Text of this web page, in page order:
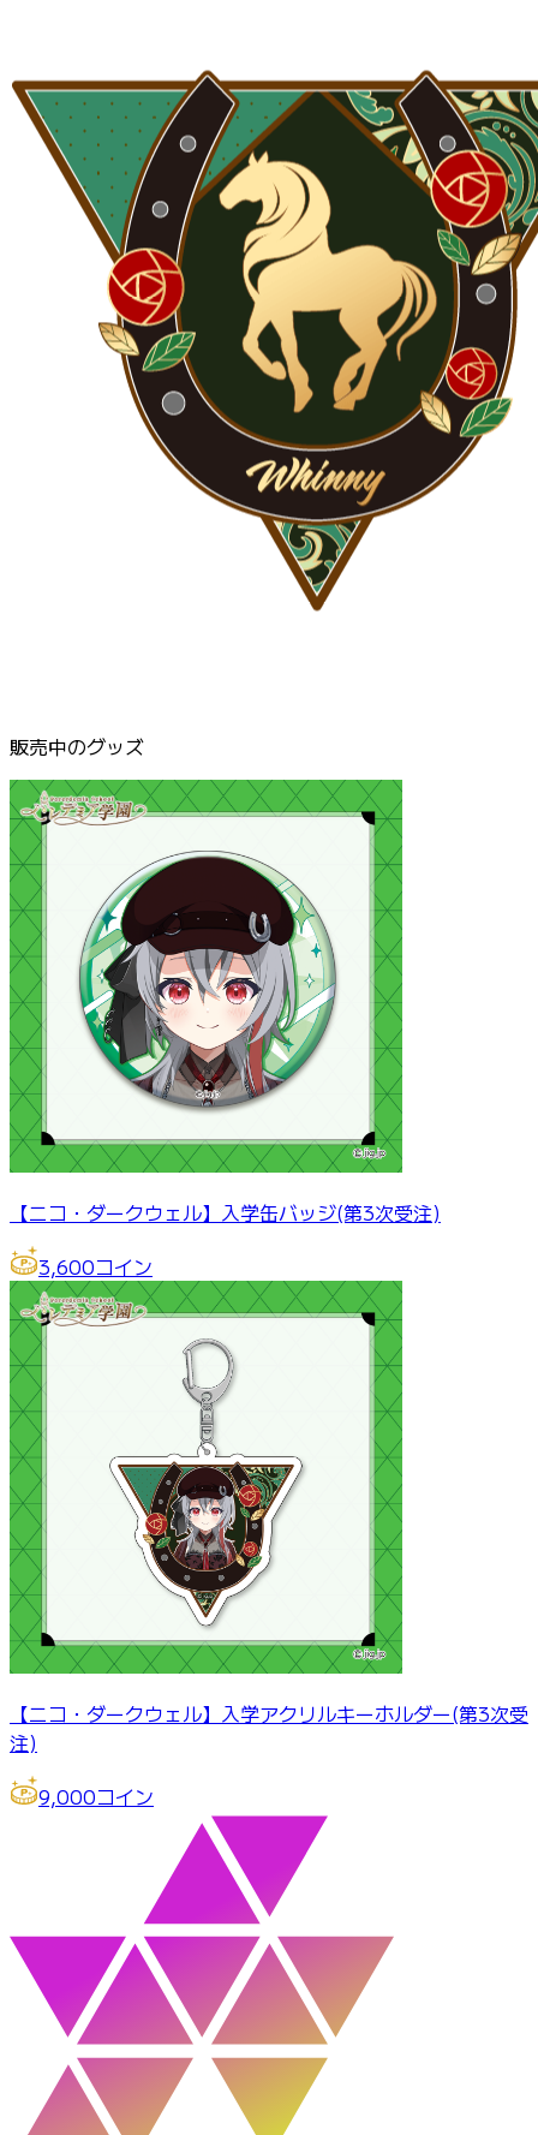
販売中のグッズ
【ニコ・ダークウェル】入学缶バッジ(第3次受注)
3,600コイン
【ニコ・ダークウェル】入学アクリルキーホルダー(第3次受
注)
9,000コイン